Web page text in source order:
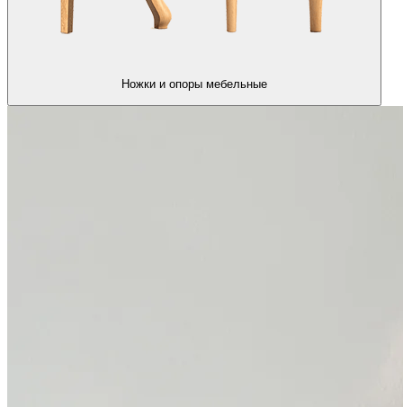
Ножки и опоры мебельные